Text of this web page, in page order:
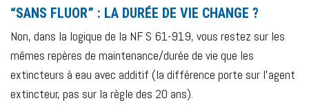
“SANS FLUOR” : LA DURÉE DE VIE CHANGE ?
Non, dans la logique de la NF S 61-919, vous restez sur les
mêmes repères de maintenance/durée de vie que les
extincteurs à eau avec additif (la différence porte sur l’agent
extincteur, pas sur la règle des 20 ans).